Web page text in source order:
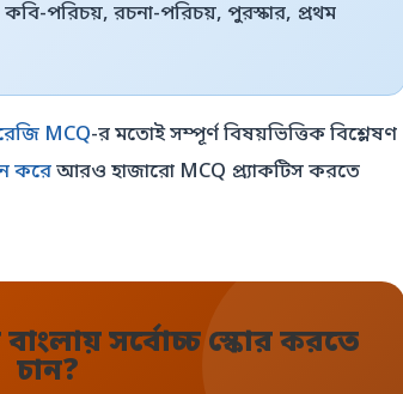
কবি-পরিচয়, রচনা-পরিচয়, পুরস্কার, প্রথম
MCQ-র মতোই সম্পূর্ণ বিষয়ভিত্তিক বিশ্লেষণ
করেআরও হাজারো MCQ প্র্যাকটিস করতে
বাংলায় সর্বোচ্চ স্কোর করতে
চান?